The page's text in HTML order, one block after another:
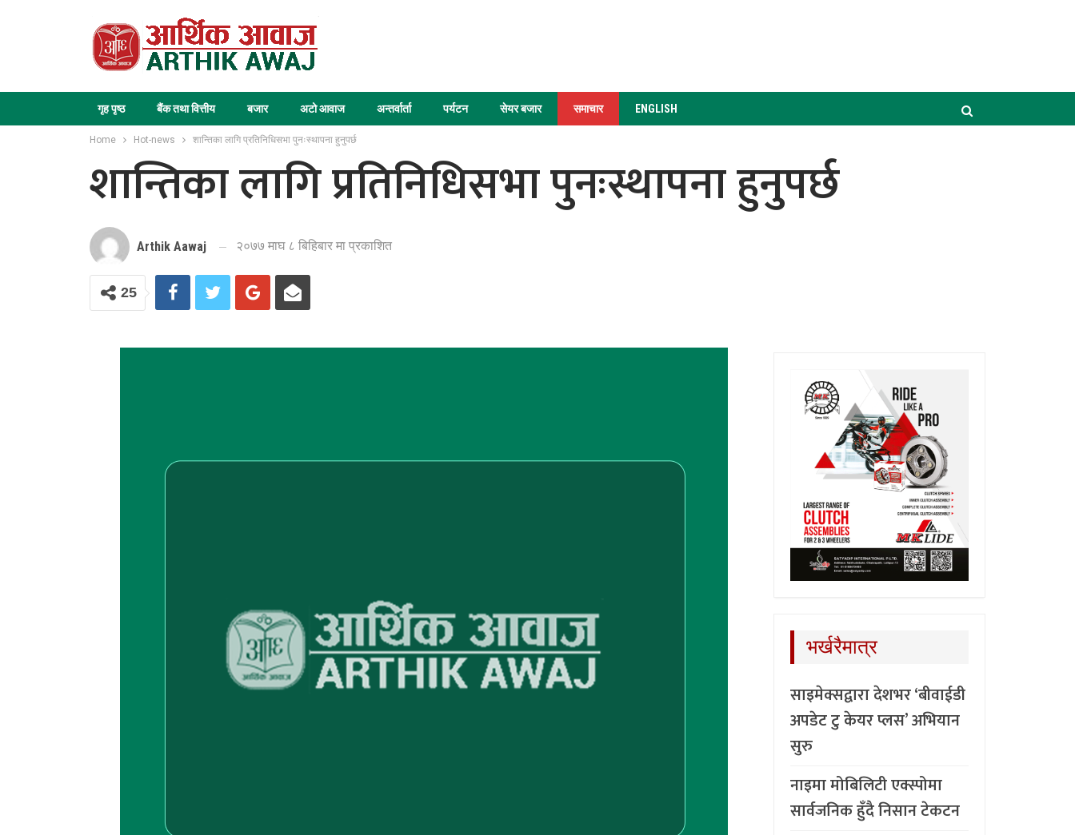
गृह पृष्ठ बैंक तथा वित्तीय बजार अटो आवाज अन्तर्वार्ता पर्यटन सेयर बजार समाचार ENGLISH
Home Hot-news शान्तिका लागि प्रतिनिधिसभा पुनःस्थापना हुनुपर्छ
शान्तिका लागि प्रतिनिधिसभा पुनःस्थापना हुनुपर्छ
Arthik Aawaj २०७७ माघ ८ बिहिबार मा प्रकाशित
25
भर्खरैमात्र
साइमेक्सद्वारा देशभर ‘बीवाईडी
अपडेट टु केयर प्लस’ अभियान
सुरु
नाइमा मोबिलिटी एक्स्पोमा
सार्वजनिक हुँदै निसान टेकटन